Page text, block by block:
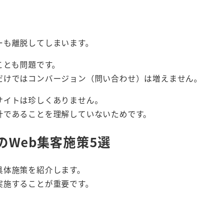
離脱してしまいます。
も問題です。
ではコンバージョン（問い合わせ）は増えません。
トは珍しくありません。
あることを理解していないためです。
Web集客施策5選
施策を紹介します。
することが重要です。